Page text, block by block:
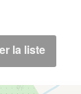
la liste